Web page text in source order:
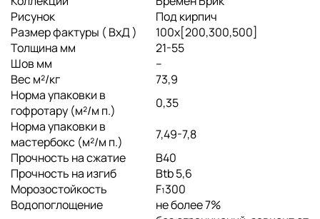
Рисунок
Под кирпич
Размер фактуры ( ВхД )
100х[200,300,500]
Толщина мм
21-55
Шов мм
--
Вес м²/кг
73,9
Норма упаковки в
гофротару (м²/м п.)
0,35
Норма упаковки в
мастербокс (м²/м п.)
7,49-7,8
Прочность на сжатие
B40
Прочность на изгиб
Btb 5,6
Морозостойкость
F₁300
Водопоглощение
не более 7%